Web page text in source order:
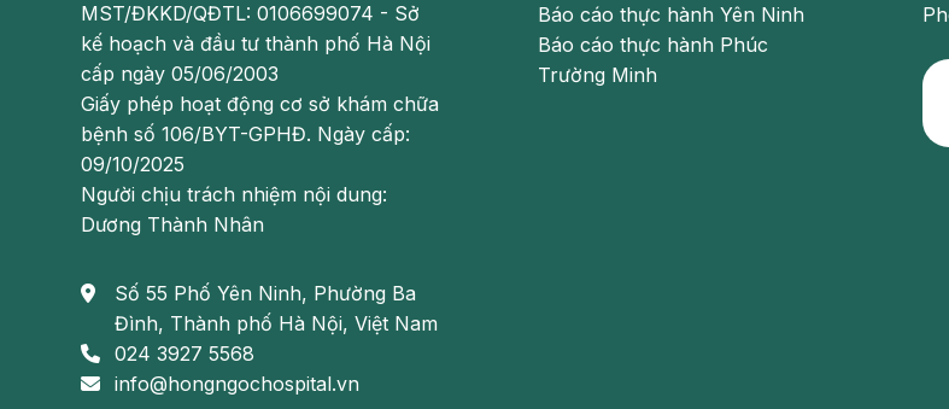
Rửa sạch chân bằng nước ấm (hoặc ngâm chân vào nước pha muối hay pha giấm cũng có hiệu
chải tơ thật mềm để đánh sạch các kẽ ngón chân, sau đó lau khô chân bằng khăn sạch, thoa
chân khô ráo.
Khử mùi hôi nách
Tuyến mồ hôi nhầy có ở nách, vùng sinh dục, bắt đầu phát triển từ tuổi dậy thì, hoạt động mạnh trong
đẻ và giảm hoạt động khi nhiều tuổi. Mồ hôi nhầy ngoài thành phần giống như mồ hôi nước
khuẩn, nấm tạo nên một tổ hợp mùi ở nách rất khó ngửi.
MST/ĐKKD/QĐTL: 0106699074 - Sở
kế hoạch và đầu tư thành phố Hà Nội
cấp ngày 05/06/2003
Giấy phép hoạt động cơ sở khám chữa
bệnh số 106/BYT-GPHĐ. Ngày cấp:
09/10/2025
Người chịu trách nhiệm nội dung:
Dương Thành Nhân
Số 55 Phố Yên Ninh, Phường Ba
Đình, Thành phố Hà Nội, Việt Nam
024 3927 5568
info@hongngochospital.vn
Báo cáo thực hành Yên Ninh
Báo cáo thực hành Phúc
Trường Minh